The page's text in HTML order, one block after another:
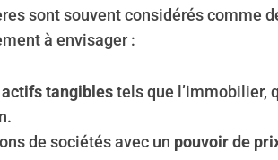
sont souvent considérés comme
à envisager :
actifs tangiblestels que l’immobilier,
de sociétés avec un pouvoir de